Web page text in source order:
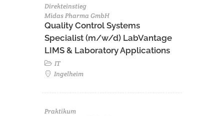
Direkteinstieg
Midas Pharma GmbH
Quality Control Systems
Specialist (m/w/d) LabVantage
LIMS & Laboratory Applications
IT
Ingelheim
Praktikum